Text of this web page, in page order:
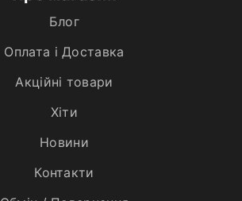
Блог
Оплата і Доставка
Акційні товари
Хiти
Новини
Контакти